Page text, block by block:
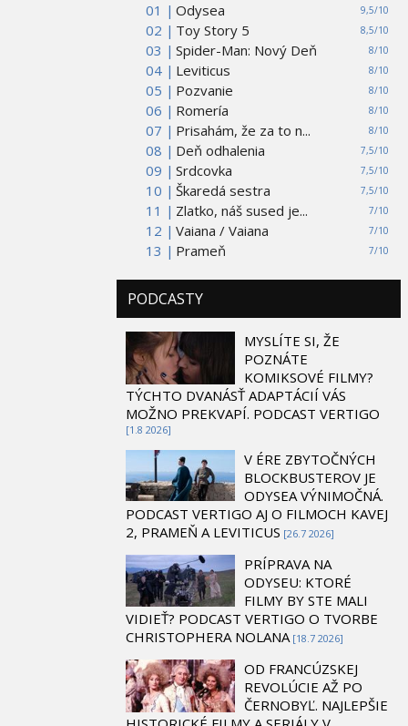
01 | 9,5/10
Odysea
02 |
8,5/10
Toy Story 5
03 |
8/10
Spider-Man: Nový Deň
04 |
8/10
Leviticus
05 |
8/10
Pozvanie
06 |
8/10
Romería
07 |
8/10
Prisahám, že za to n...
08 |
7,5/10
Deň odhalenia
09 |
7,5/10
Srdcovka
10 |
7,5/10
Škaredá sestra
11 |
7/10
Zlatko, náš sused je...
12 |
7/10
Vaiana / Vaiana
13 |
7/10
Prameň
PODCASTY
MYSLÍTE SI, ŽE
POZNÁTE
KOMIKSOVÉ FILMY?
TÝCHTO DVANÁSŤ ADAPTÁCIÍ VÁS
MOŽNO PREKVAPÍ. PODCAST VERTIGO
[1.8 2026]
V ÉRE ZBYTOČNÝCH
BLOCKBUSTEROV JE
ODYSEA VÝNIMOČNÁ.
PODCAST VERTIGO AJ O FILMOCH KAVEJ
2, PRAMEŇ A LEVITICUS [26.7 2026]
PRÍPRAVA NA
ODYSEU: KTORÉ
FILMY BY STE MALI
VIDIEŤ? PODCAST VERTIGO O TVORBE
CHRISTOPHERA NOLANA [18.7 2026]
OD FRANCÚZSKEJ
REVOLÚCIE AŽ PO
ČERNOBYĽ. NAJLEPŠIE